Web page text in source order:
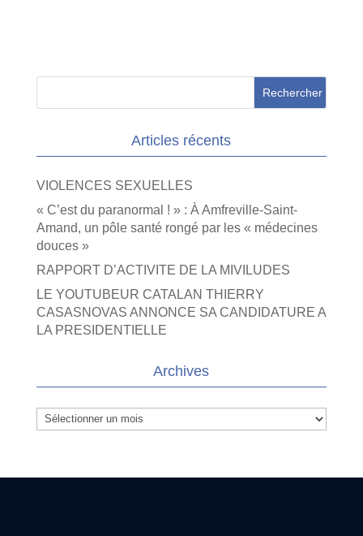
Articles récents
VIOLENCES SEXUELLES
« C’est du paranormal ! » : À Amfreville-Saint-
Amand, un pôle santé rongé par les « médecines
douces »
RAPPORT D’ACTIVITE DE LA MIVILUDES
LE YOUTUBEUR CATALAN THIERRY
CASASNOVAS ANNONCE SA CANDIDATURE A
LA PRESIDENTIELLE
Archives
Archives